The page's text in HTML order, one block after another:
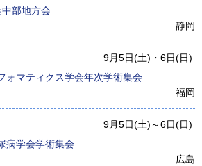
部地方会
静岡
9月5日(土)・6日(日)
ォマティクス学会年次学術集会
福岡
9月5日(土)～6日(日)
病学会学術集会
広島